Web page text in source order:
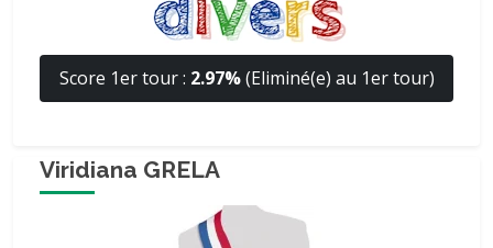
Score 1er tour : 2.97%(Eliminé(e) au 1er tour)
Viridiana GRELA